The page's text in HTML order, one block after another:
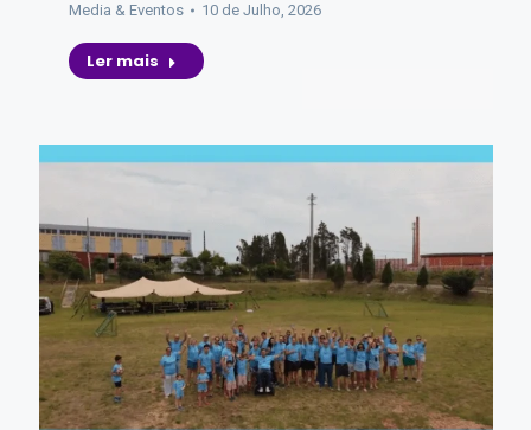
Media & Eventos 10 de Julho, 2026
Ler mais